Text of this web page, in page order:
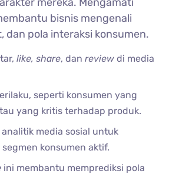
bisnis mengenali
dan pola interaksi konsumen.
like, share, danreview di media
seperti konsumen yang
yang kritis terhadap produk.
analitik media sosial untuk
konsumen aktif.
ini membantu memprediksi pola